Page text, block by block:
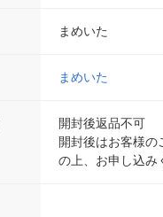
まめいた
まめいた
開封後返品不可
開封後はお客様
の上、お申し込み